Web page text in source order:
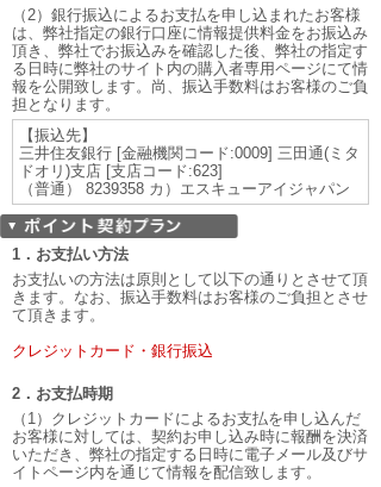
（2）銀行振込によるお支払を申し込まれたお客様
は、弊社指定の銀行口座に情報提供料金をお振込み
頂き、弊社でお振込みを確認した後、弊社の指定す
る日時に弊社のサイト内の購入者専用ページにて情
報を公開致します。尚、振込手数料はお客様のご負
担となります。
【振込先】
三井住友銀行 [金融機関コード:0009] 三田通(ミタ
ドオリ)支店 [支店コード:623]
（普通） 8239358 カ）エスキューアイジャパン
1．お支払い方法
お支払いの方法は原則として以下の通りとさせて頂
きます。なお、振込手数料はお客様のご負担とさせ
て頂きます。
クレジットカード・銀行振込
2．お支払時期
（1）クレジットカードによるお支払を申し込んだ
お客様に対しては、契約お申し込み時に報酬を決済
いただき、弊社の指定する日時に電子メール及びサ
イトページ内を通じて情報を配信致します。